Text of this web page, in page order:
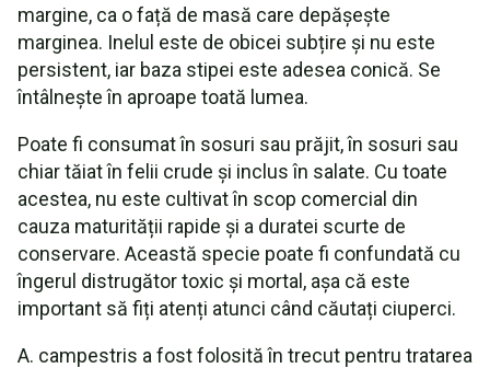
margine, ca o față de masă care depășește
marginea. Inelul este de obicei subțire și nu este
persistent, iar baza stipei este adesea conică. Se
întâlnește în aproape toată lumea.
Poate fi consumat în sosuri sau prăjit, în sosuri sau
chiar tăiat în felii crude și inclus în salate. Cu toate
acestea, nu este cultivat în scop comercial din
cauza maturității rapide și a duratei scurte de
conservare. Această specie poate fi confundată cu
îngerul distrugător toxic și mortal, așa că este
important să fiți atenți atunci când căutați ciuperci.
A. campestris a fost folosită în trecut pentru tratarea